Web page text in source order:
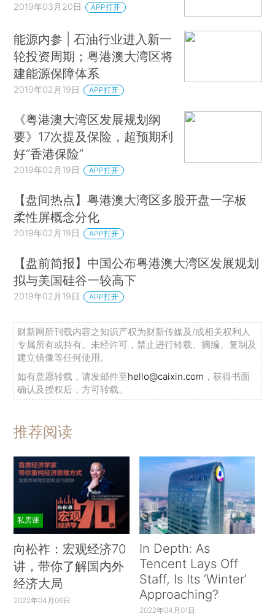
2019年03月20日 APP打开
能源内参 | 石油行业进入新一
轮投资周期；粤港澳大湾区将
建能源保障体系
2019年02月19日 APP打开
《粤港澳大湾区发展规划纲
要》17次提及保险，超预期利
好“香港保险”
2019年02月19日 APP打开
【盘间热点】粤港澳大湾区多股开盘一字板
柔性屏概念分化
2019年02月19日 APP打开
【盘前简报】中国公布粤港澳大湾区发展规划
拟与美国硅谷一较高下
2019年02月19日 APP打开
财新网所刊载内容之知识产权为财新传媒及/或相关权利人
专属所有或持有。未经许可，禁止进行转载、摘编、复制及
建立镜像等任何使用。
如有意愿转载，请发邮件至hello@caixin.com ，获得书面
确认及授权后，方可转载。
推荐阅读
私房课
向松祚：宏观经济70
讲，带你了解国内外
经济大局
2022年04月06日
In Depth: As
Tencent Lays Off
Staff, Is Its ‘Winter’
Approaching?
2022年04月01日